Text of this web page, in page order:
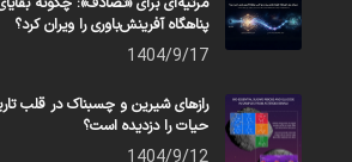
پناهگاه آفرینش‌باوری را ویران کرد؟
1404/9/17
رازهای شیرین و چسبناک در قلب
حیات را دزدیده است؟